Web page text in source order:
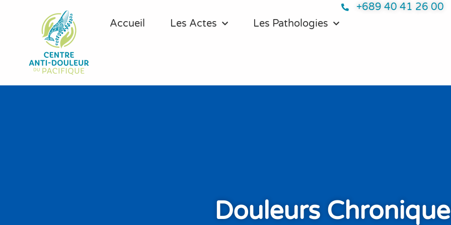
Accueil Les Actes Les Pathologies
+689 40 41 26 00
Douleurs